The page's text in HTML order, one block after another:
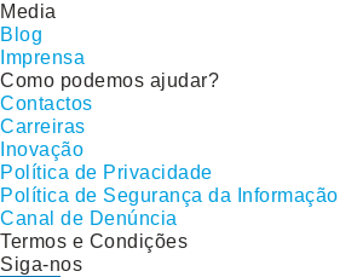
Media
Blog
Imprensa
Como podemos ajudar?
Contactos
Carreiras
Inovação
Política de Privacidade
Política de Segurança da Informação
Canal de Denúncia
Termos e Condições
Siga-nos